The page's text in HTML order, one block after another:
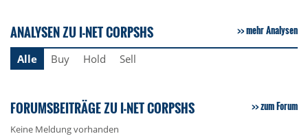
ANALYSEN ZU I-NET CORPSHS mehr Analysen
Alle Buy Hold Sell
FORUMSBEITRÄGE ZU I-NET CORPSHS zum Forum
Keine Meldung vorhanden